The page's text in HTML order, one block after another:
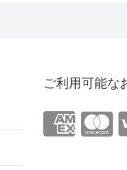
ご利用可能な